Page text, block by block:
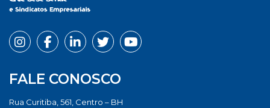
FALE CONOSCO
Rua Curitiba, 561, Centro – BH